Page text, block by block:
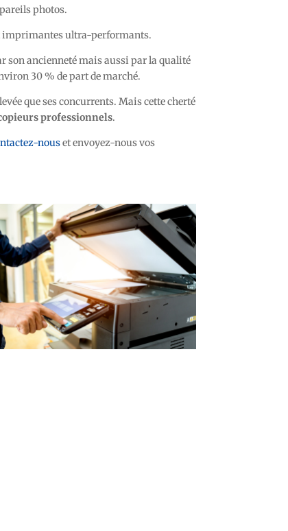
photos.
imprimantes ultra-performants.
son ancienneté mais aussi par la qualité
30 % de part de marché.
que ses concurrents. Mais cette cherté
professionnels.
nouset envoyez-nous vos